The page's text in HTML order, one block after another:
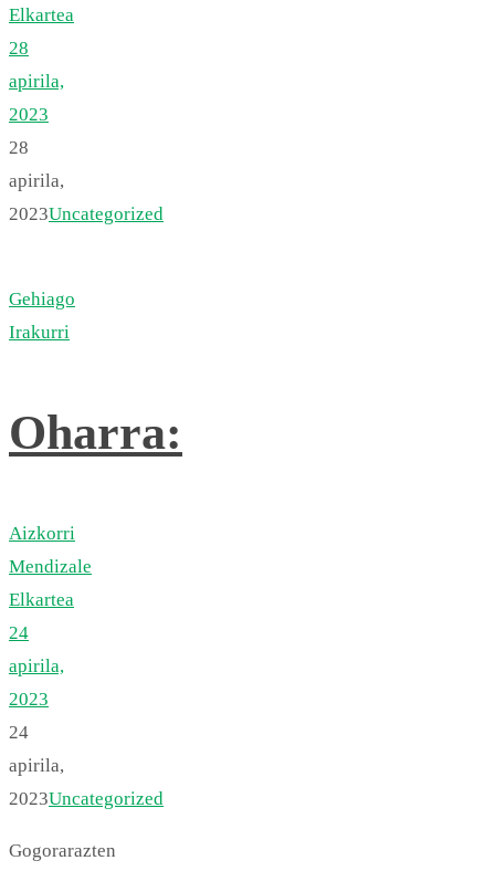
Elkartea
28
apirila,
2023
28
apirila,
2023Uncategorized
Gehiago
Irakurri
Oharra:
Aizkorri
Mendizale
Elkartea
24
apirila,
2023
24
apirila,
2023Uncategorized
Gogorarazten